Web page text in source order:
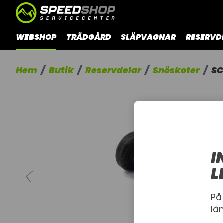
WEBSHOP TRÄDGÅRD SLÄPVAGNAR
Hem Butik Reservdelar Snöskoter